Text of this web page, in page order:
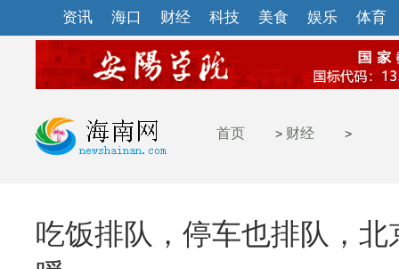
资讯 海口 财经 科技 美食 娱乐 体育
首页 > 财经 >
吃饭排队，停车也排队，